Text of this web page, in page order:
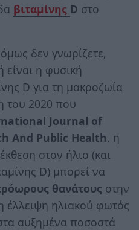
βιταμίνης D στο
δεν γνωρίζετε,
είναι η φυσική
D για τη μακροζωία
του 2020 που
Journal of
And Public Health, η
στον ήλιο (και
D) μπορεί να
θανάτους στην
έλλειψη ηλιακού φωτός
αυξημένα ποσοστά